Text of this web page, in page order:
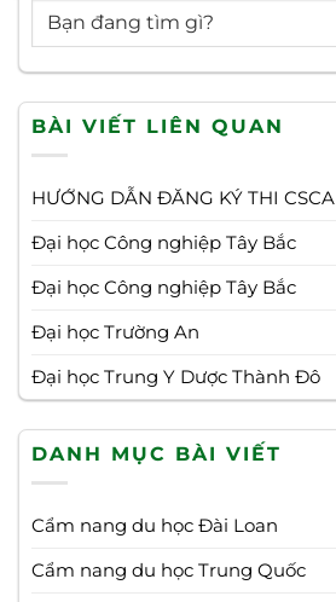
BÀI VIẾT LIÊN QUAN
HƯỚNG DẪN ĐĂNG KÝ THI CSCA
Đại học Công nghiệp Tây Bắc
Đại học Công nghiệp Tây Bắc
Đại học Trường An
Đại học Trung Y Dược Thành Đô
DANH MỤC BÀI VIẾT
Cẩm nang du học Đài Loan
Cẩm nang du học Trung Quốc